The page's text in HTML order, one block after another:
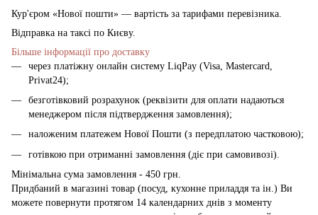
Кур'єром «Нової пошти» — вартість за тарифами перевізника.
Відправка на таксі по Києву.
Більше інформації про доставку
через платіжну онлайн систему LiqPay (Visa, Mastercard,
Privat24);
безготівковий розрахунок (реквізити для оплати надаються
менеджером після підтвердження замовлення);
наложеним платежем Нової Пошти (з передплатою частковою);
готівкою при отриманні замовлення (діє при самовивозі).
Мінімальна сума замовлення - 450 грн.
Придбаний в магазині товар (посуд, кухонне приладдя та ін.) Ви
можете повернути протягом 14 календарних днів з моменту